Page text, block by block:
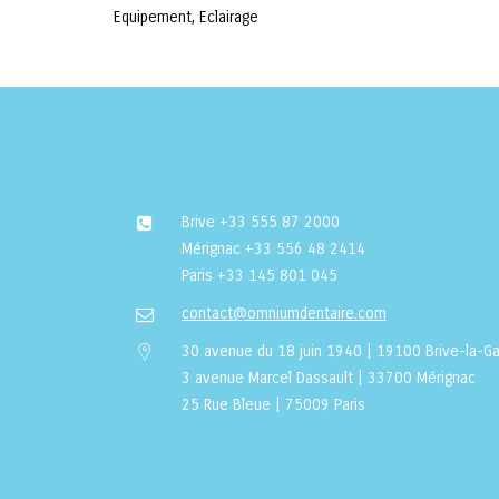
Equipement, Eclairage
Brive +33 555 87 2000
Mérignac +33 556 48 2414
Paris +33 145 801 045
contact@omniumdentaire.com
30 avenue du 18 juin 1940 | 19100 Brive-la-
3 avenue Marcel Dassault | 33700 Mérignac
25 Rue Bleue | 75009 Paris